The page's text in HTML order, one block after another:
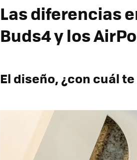
Las diferencias
Buds4 y los
El diseño, ¿con cuál